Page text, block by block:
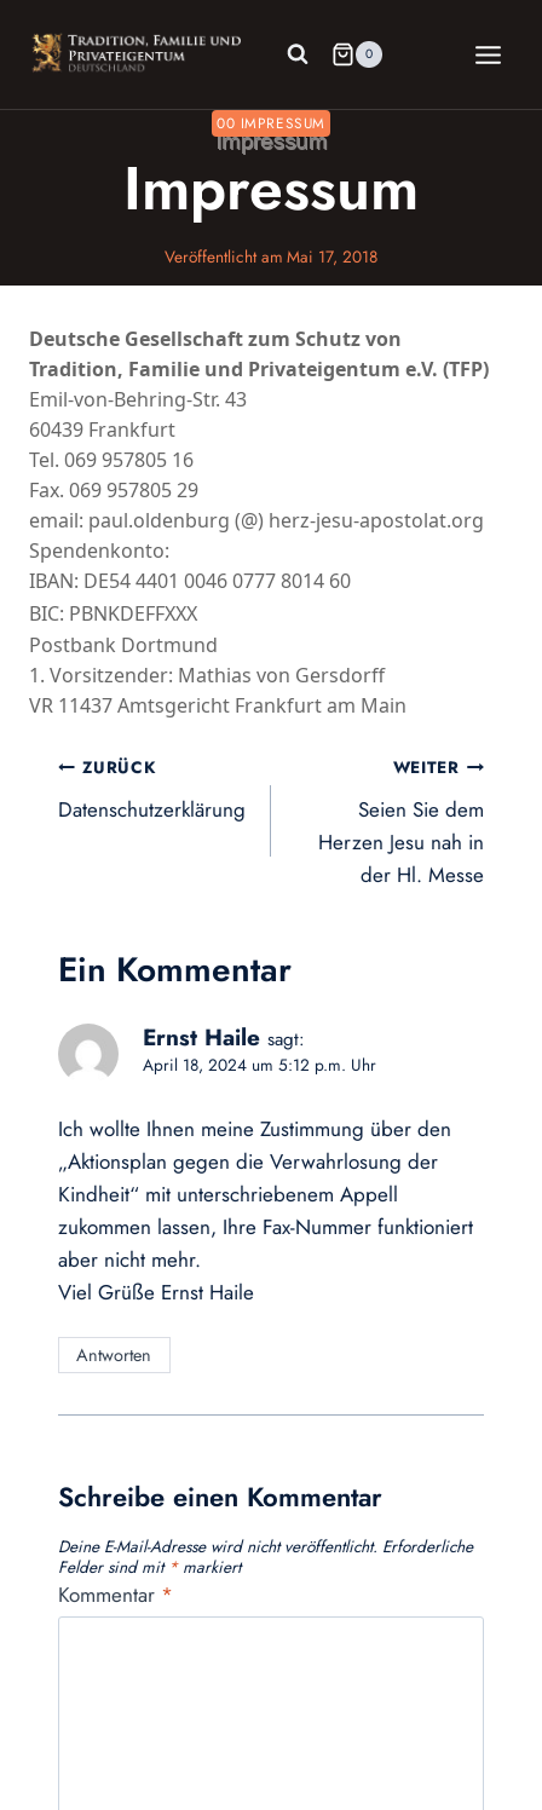
Inhalt
springen
0
00 IMPRESSUM
Impressum
Veröffentlicht am Mai 17, 2018
Deutsche Gesellschaft zum Schutz von
Tradition, Familie und Privateigentum e.V. (TFP)
Emil-von-Behring-Str. 43
60439 Frankfurt
Tel. 069 957805 16
Fax. 069 957805 29
email: paul.oldenburg (@) herz-jesu-apostolat.org
Spendenkonto:
IBAN: DE54 4401 0046 0777 8014 60
BIC: PBNKDEFFXXX
Postbank Dortmund
1. Vorsitzender: Mathias von Gersdorff
VR 11437 Amtsgericht Frankfurt am Main
Beitragsnavigation
ZURÜCK
Datenschutzerklärung
WEITER
Seien Sie dem
Herzen Jesu nah in
der Hl. Messe
Ein Kommentar
Ernst Haile sagt:
April 18, 2024 um 5:12 p.m. Uhr
Ich wollte Ihnen meine Zustimmung über den
„Aktionsplan gegen die Verwahrlosung der
Kindheit“ mit unterschriebenem Appell
zukommen lassen, Ihre Fax-Nummer funktioniert
aber nicht mehr.
Viel Grüße Ernst Haile
Antworten
Schreibe einen Kommentar
Deine E-Mail-Adresse wird nicht veröffentlicht. Erforderliche
Felder sind mit *markiert
Kommentar *